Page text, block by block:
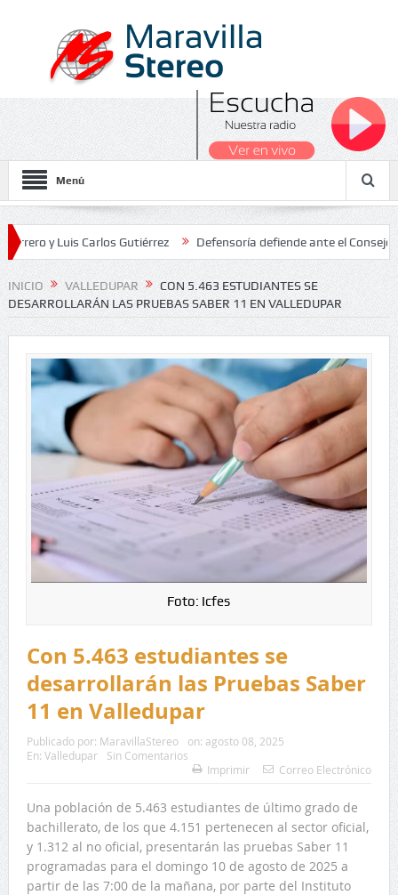
Menú
Carlos Gutiérrez Defensoría defiende ante el Consejo de
Nacionales 2026
INICIO VALLEDUPAR
CON 5.463 ESTUDIANTES SE
DESARROLLARÁN LAS PRUEBAS SABER 11 EN VALLEDUPAR
Foto: Icfes
Con 5.463 estudiantes se
desarrollarán las Pruebas Saber
11 en Valledupar
Publicado por: MaravillaStereo on: agosto 08, 2025
En: Valledupar
Sin Comentarios
Imprimir
Correo Electrónico
Una población de 5.463 estudiantes de último grado de
bachillerato, de los que 4.151 pertenecen al sector oficial,
y 1.312 al no oficial, presentarán las pruebas Saber 11
programadas para el domingo 10 de agosto de 2025 a
partir de las 7:00 de la mañana, por parte del Instituto